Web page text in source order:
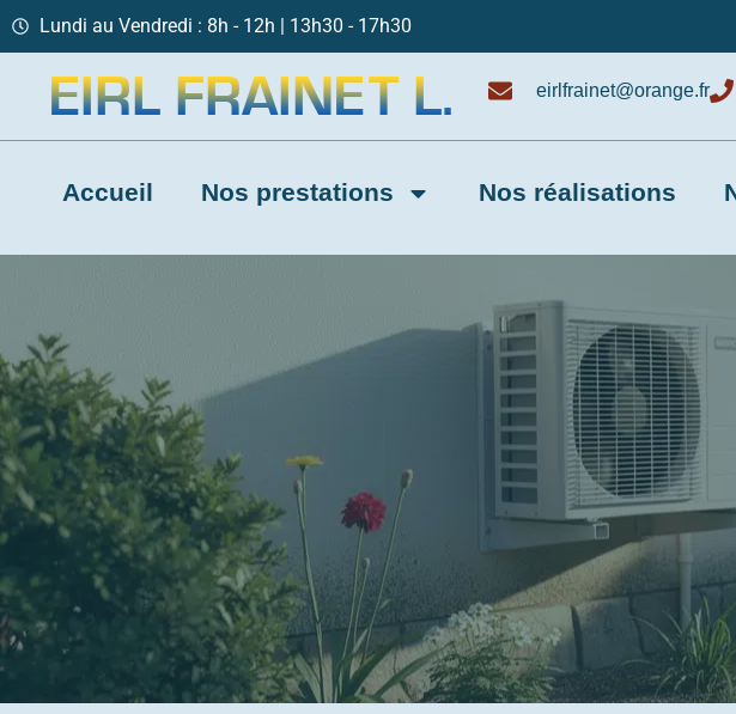
Lundi au Vendredi : 8h - 12h | 13h30 - 17h30
eirlfrainet@orange.fr
Accueil Nos prestations Nos réalisations